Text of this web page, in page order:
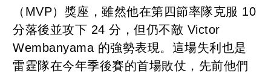
（MVP）獎座，雖然他在第四節率隊克服 10
分落後並攻下 24 分，但仍不敵 Victor
Wembanyama 的強勢表現。這場失利也是
雷霆隊在今年季後賽的首場敗仗，先前他們